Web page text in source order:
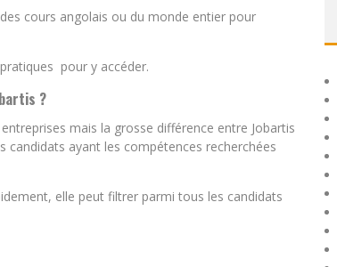
cours angolais ou du monde entier pour
pour y accéder.
?
mais la grosse différence entre Jobartis
candidats ayant les compétences recherchées
elle peut filtrer parmi tous les candidats